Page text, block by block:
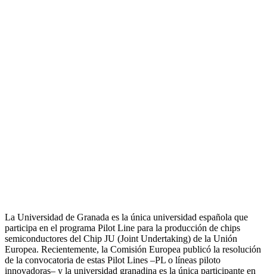
La Universidad de Granada es la única universidad española que
participa en el programa Pilot Line para la producción de chips
semiconductores del Chip JU (Joint Undertaking) de la Unión
Europea. Recientemente, la Comisión Europea publicó la resolución
de la convocatoria de estas Pilot Lines –PL o líneas piloto
innovadoras– y la universidad granadina es la única participante en